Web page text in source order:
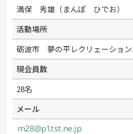
満保 秀雄（まんぽ ひでお）
活動場所
砺波市 夢の平レクリェーション
現会員数
28名
メール